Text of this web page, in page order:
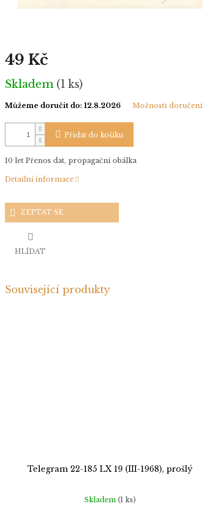
49 Kč
Měrná
cena:
Skladem (1 ks)
Můžeme doručit do: 12.8.2026 Možnosti doručení
Přidat do košíku
10 let Přenos dat, propagační obálka
Detailní informace
ZEPTAT SE
HLÍDAT
Související produkty
Telegram 22-185 LX 19 (III-1968), prošlý
Skladem (1 ks)